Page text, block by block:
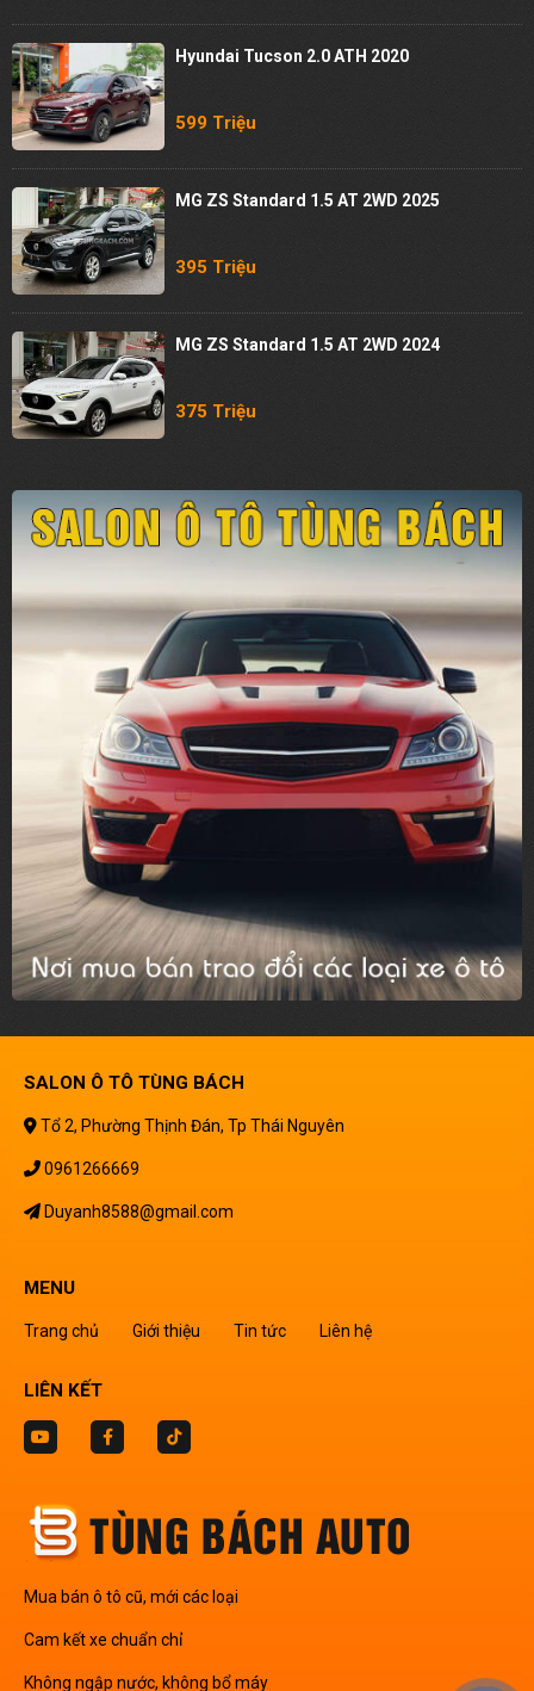
Hyundai Tucson 2.0 ATH 2020
599 Triệu
MG ZS Standard 1.5 AT 2WD 2025
395 Triệu
MG ZS Standard 1.5 AT 2WD 2024
375 Triệu
SALON Ô TÔ TÙNG BÁCH
Tổ 2, Phường Thịnh Đán, Tp Thái Nguyên
0961266669
Duyanh8588@gmail.com
MENU
Trang chủ Giới thiệu Tin tức Liên hệ
LIÊN KẾT
Mua bán ô tô cũ, mới các loại
Cam kết xe chuẩn chỉ
Không ngập nước, không bổ máy